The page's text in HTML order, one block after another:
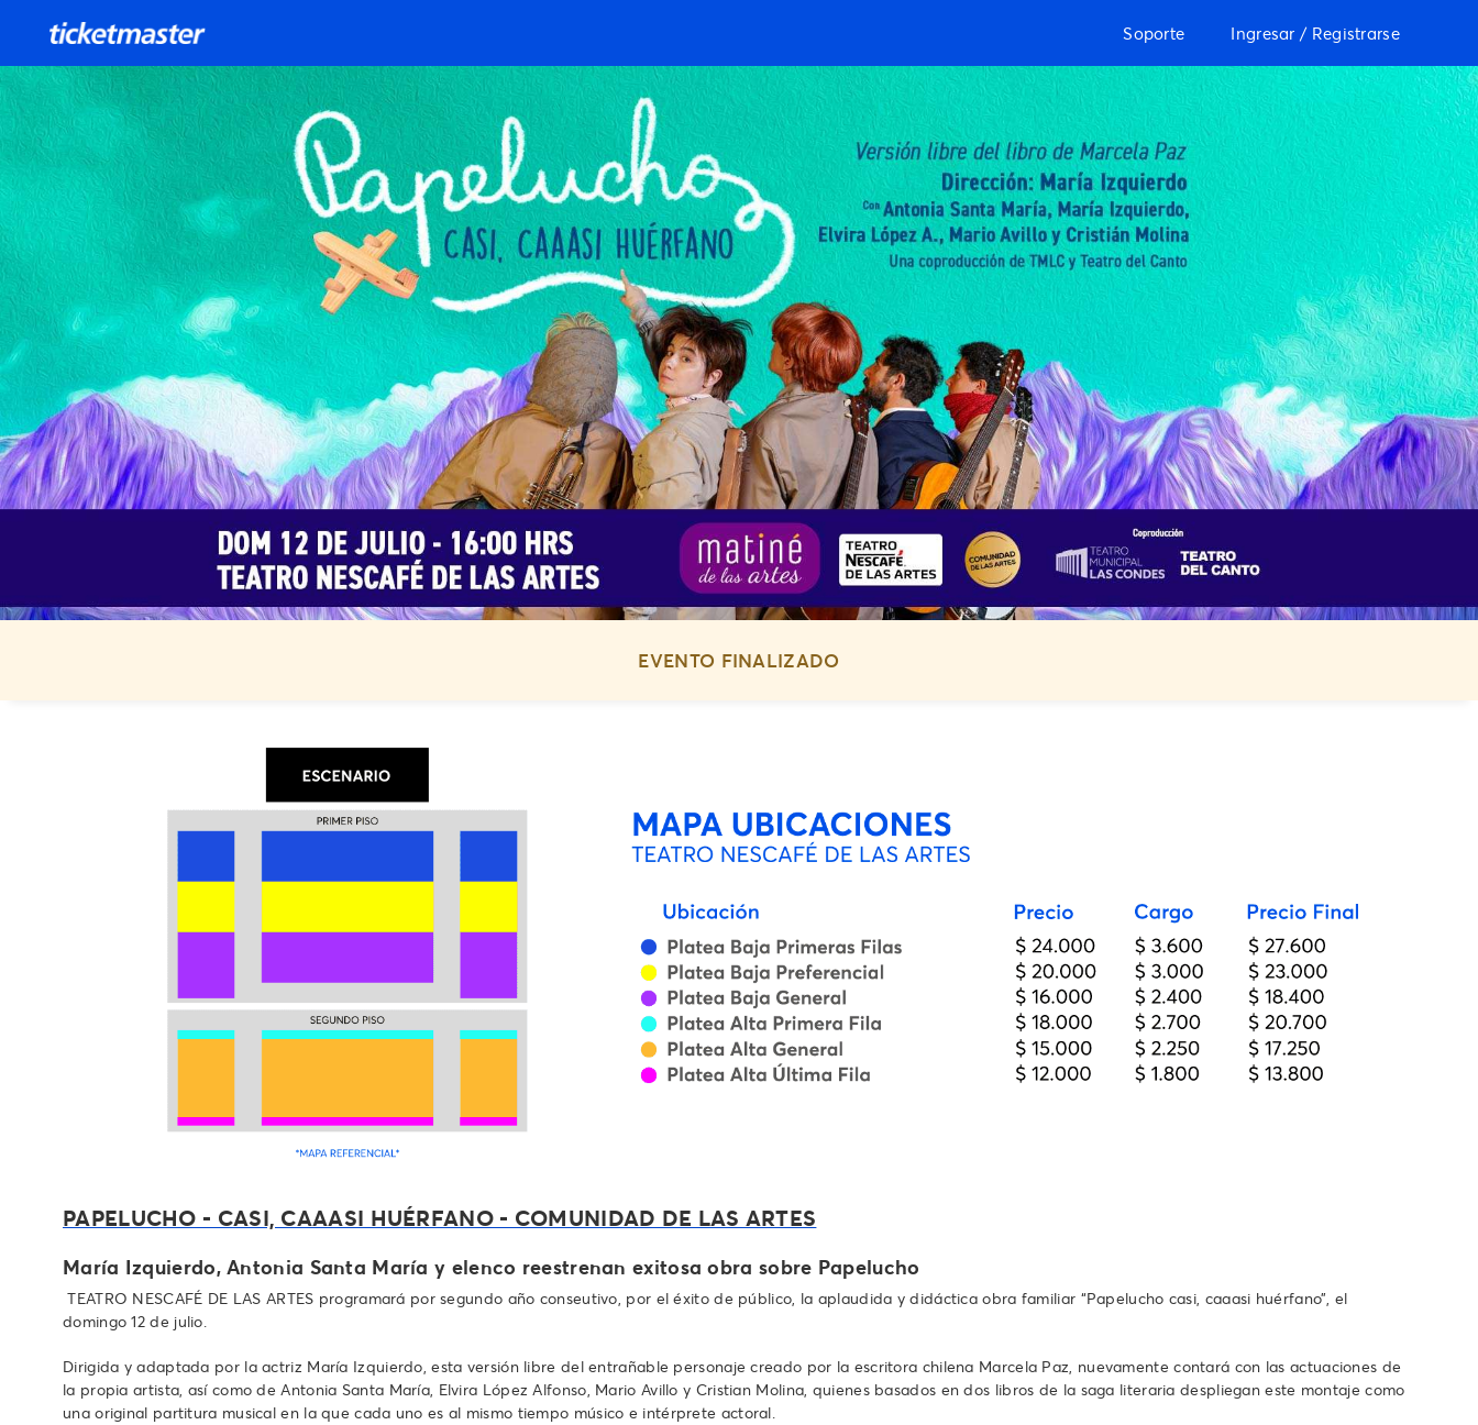
Soporte Ingresar / Registrarse
EVENTO FINALIZADO
PAPELUCHO - CASI, CAAASI HUÉRFANO - COMUNIDAD DE LAS ARTES
María Izquierdo, Antonia Santa María y elenco reestrenan exitosa obra sobre Papelucho
TEATRO NESCAFÉ DE LAS ARTES programará por segundo año conseutivo, por el éxito de público, la aplaudida y didáctica obra familiar “Papelucho casi, caaasi huérfano”, el
domingo 12 de julio.
Dirigida y adaptada por la actriz María Izquierdo, esta versión libre del entrañable personaje creado por la escritora chilena Marcela Paz, nuevamente contará con las actuaciones de
la propia artista, así como de Antonia Santa María, Elvira López Alfonso, Mario Avillo y Cristian Molina, quienes basados en dos libros de la saga literaria despliegan este montaje como
una original partitura musical en la que cada uno es al mismo tiempo músico e intérprete actoral.